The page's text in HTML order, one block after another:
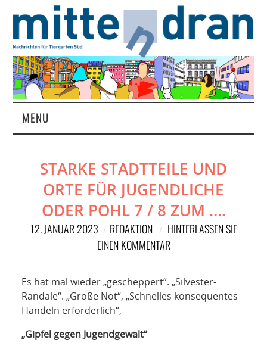
MENU
MAGAZIN
ÜBER UNS
RUBRIKEN
SPONSORING
KONTAKT
STARKE STADTTEILE UND
ORTE FÜR JUGENDLICHE
ODER POHL 7 / 8 ZUM ….
12. JANUAR 2023 REDAKTION
HINTERLASSEN SIE
EINEN KOMMENTAR
Es hat mal wieder „gescheppert“. „Silvester-
Randale“. „Große Not“, „Schnelles konsequentes
Handeln erforderlich“,
„Gipfel gegen Jugendgewalt“